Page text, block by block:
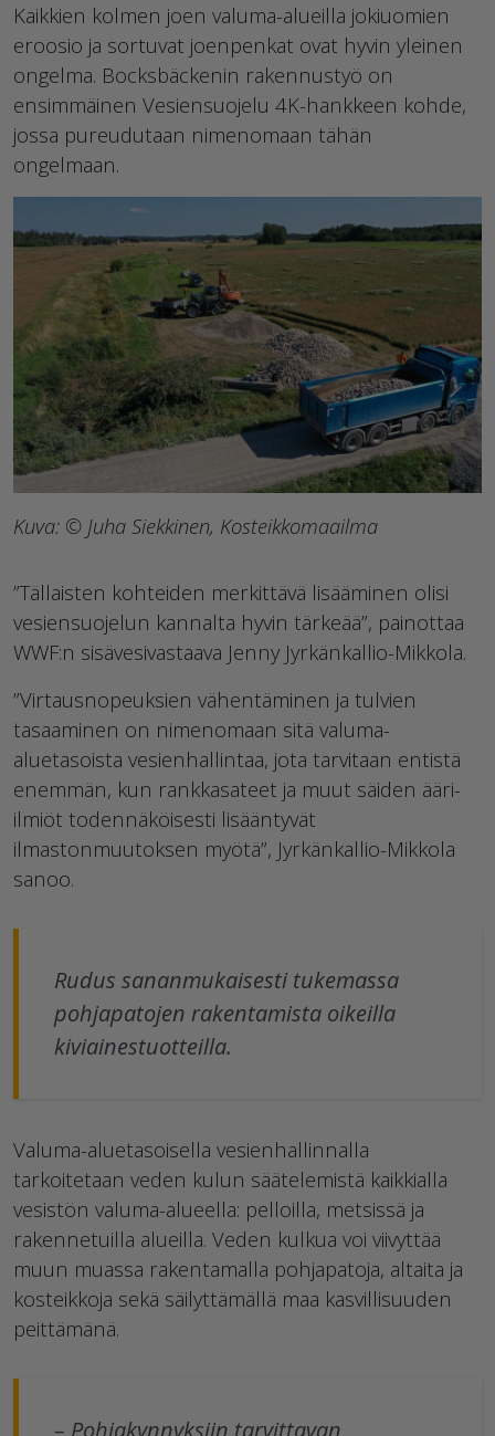
Kaikkien kolmen joen valuma-alueilla jokiuomien
eroosio ja sortuvat joenpenkat ovat hyvin yleinen
ongelma. Bocksbäckenin rakennustyö on
ensimmäinen Vesiensuojelu 4K-hankkeen kohde,
jossa pureudutaan nimenomaan tähän
ongelmaan.
Kuva: © Juha Siekkinen, Kosteikkomaailma
”Tällaisten kohteiden merkittävä lisääminen olisi
vesiensuojelun kannalta hyvin tärkeää”, painottaa
WWF:n sisävesivastaava Jenny Jyrkänkallio-Mikkola.
”Virtausnopeuksien vähentäminen ja tulvien
tasaaminen on nimenomaan sitä valuma-
aluetasoista vesienhallintaa, jota tarvitaan entistä
enemmän, kun rankkasateet ja muut säiden ääri-
ilmiöt todennäköisesti lisääntyvät
ilmastonmuutoksen myötä”, Jyrkänkallio-Mikkola
sanoo.
Rudus sananmukaisesti tukemassa
pohjapatojen rakentamista oikeilla
kiviainestuotteilla.
Valuma-aluetasoisella vesienhallinnalla
tarkoitetaan veden kulun säätelemistä kaikkialla
vesistön valuma-alueella: pelloilla, metsissä ja
rakennetuilla alueilla. Veden kulkua voi viivyttää
muun muassa rakentamalla pohjapatoja, altaita ja
kosteikkoja sekä säilyttämällä maa kasvillisuuden
peittämänä.
– Pohjakynnyksiin tarvittavan